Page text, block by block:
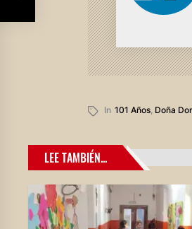
In 101 Años, Doña
LEE TAMBIÉN...